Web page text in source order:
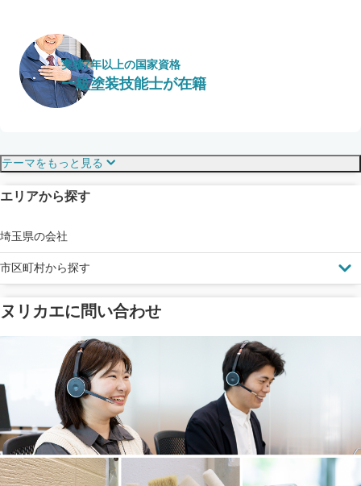
実績7年以上の国家資格
一級塗装技能士が在籍
塗料の​品質を​保証
メーカー保証
工事保険
見えにくい屋根も安心
ドローン診断
省エネ効果
断熱・遮熱塗料対応
雨漏り修繕
テーマをもっと見る
エリアから探す
埼玉県の会社
市区町村から探す
ヌリカエに問い合わせ